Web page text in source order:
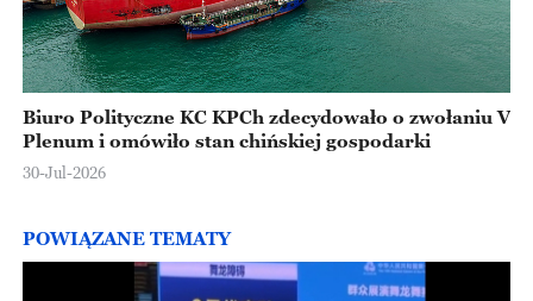
Biuro Polityczne KC KPCh zdecydowało o zwołaniu V
Plenum i omówiło stan chińskiej gospodarki
30-Jul-2026
POWIĄZANE TEMATY